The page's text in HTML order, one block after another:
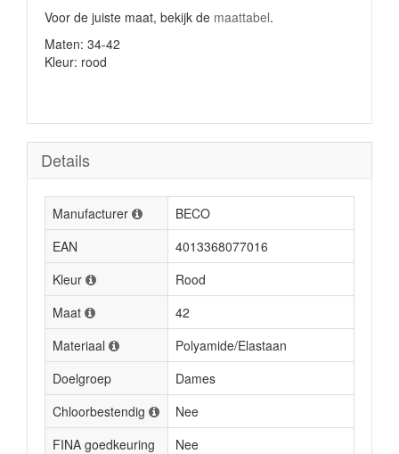
Voor de juiste maat, bekijk de maattabel.
Maten: 34-42
Kleur: rood
Details
Manufacturer
BECO
EAN
4013368077016
Kleur
Rood
Maat
42
Materiaal
Polyamide/Elastaan
Doelgroep
Dames
Chloorbestendig
Nee
FINA goedkeuring
Nee